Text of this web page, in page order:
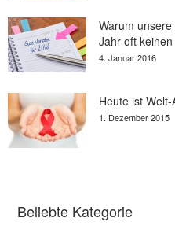
Warum
Jahr oft
4. Januar 2016
Heute ist Welt-
1. Dezember 2015
Beliebte Kategorie